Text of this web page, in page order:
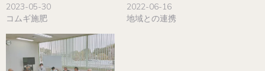
2023-05-30
コムギ施肥
2022-06-16
地域との連携